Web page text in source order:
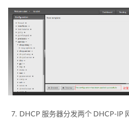
DHCP 服务器分发两个 DHCP-IP